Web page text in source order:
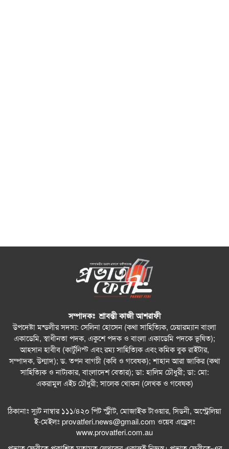
সম্পাদকঃ শ্রাবন্তী কাজী আশরাফী
উপদেষ্টা মন্ডলীর সদস্য: সেলিনা হোসেন (কথা সাহিত্যিক, চেয়ারম্যান বাংলা
একাডেমি, স্বাধীনতা পদক, একুশে পদক ও বাংলা একাডেমি পদকে ভূষিত);
আহসান হাবীব (কার্টুনিস্ট এবং রম্য সাহিত্যিক এবং কমিক বুক রাইটার,
সম্পাদক, উন্মাদ); ড. তপন বাগচী (কবি ও গবেষক); শাহান আরা জাকির (কথা
সাহিত্যিক ও নাট্যকার, বাংলাদেশ বেতার); ডা: হালিম চৌধুরী; ডা: মো:
একরামুল এইচ চৌধুরী; সালেক খোকন (লেখক ও গবেষক)
ঠিকানাঃ স্যুট নাম্বার ১১১/৪২০ পিট স্ট্রীট, মোজাইক টাওয়ার, সিডনী, অস্ট্রেলিয়া
ই-মেইলঃprovatferi.news@gmail.com ওয়েব এড্রেসঃ
www.provatferi.com.au